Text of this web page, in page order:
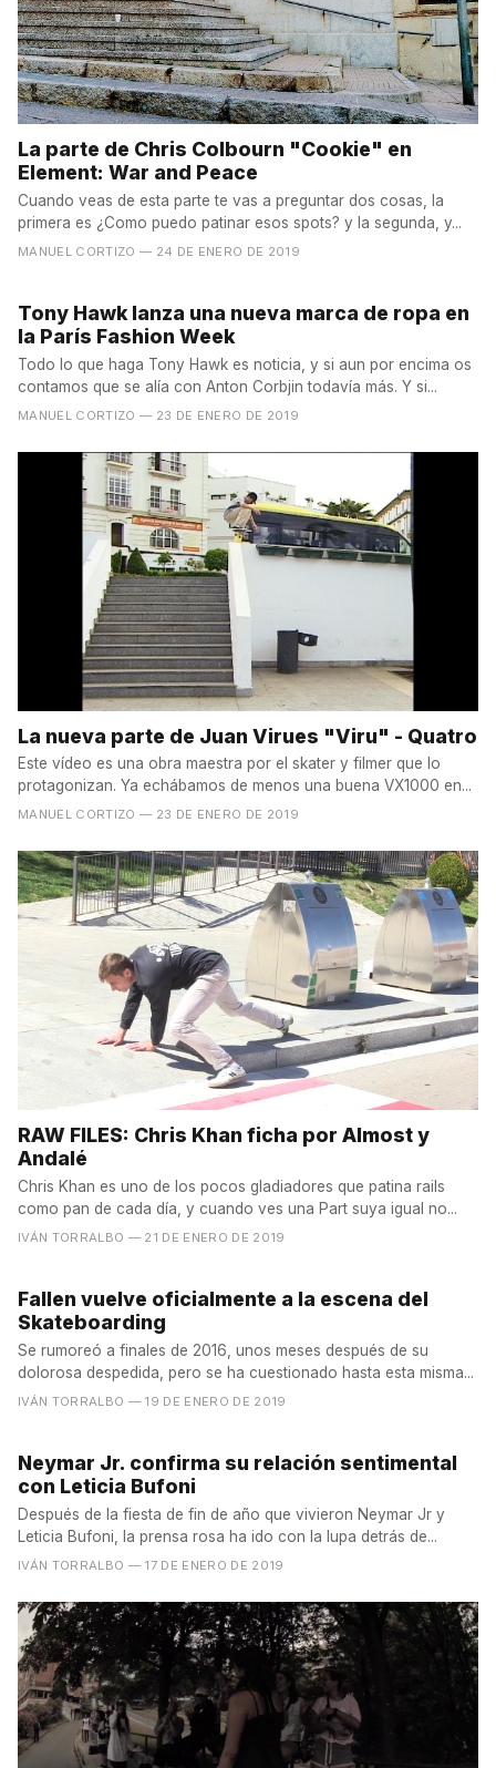
La parte de Chris Colbourn "Cookie" en
Element: War and Peace
Cuando veas de esta parte te vas a preguntar dos cosas, la
primera es ¿Como puedo patinar esos spots? y la segunda, y...
MANUEL CORTIZO — 24 DE ENERO DE 2019
Tony Hawk lanza una nueva marca de ropa en
la París Fashion Week
Todo lo que haga Tony Hawk es noticia, y si aun por encima os
contamos que se alía con Anton Corbjin todavía más. Y si...
MANUEL CORTIZO — 23 DE ENERO DE 2019
La nueva parte de Juan Virues "Viru" - Quatro
Este vídeo es una obra maestra por el skater y filmer que lo
protagonizan. Ya echábamos de menos una buena VX1000 en...
MANUEL CORTIZO — 23 DE ENERO DE 2019
RAW FILES: Chris Khan ficha por Almost y
Andalé
Chris Khan es uno de los pocos gladiadores que patina rails
como pan de cada día, y cuando ves una Part suya igual no...
IVÁN TORRALBO — 21 DE ENERO DE 2019
Fallen vuelve oficialmente a la escena del
Skateboarding
Se rumoreó a finales de 2016, unos meses después de su
dolorosa despedida, pero se ha cuestionado hasta esta misma...
IVÁN TORRALBO — 19 DE ENERO DE 2019
Neymar Jr. confirma su relación sentimental
con Leticia Bufoni
Después de la fiesta de fin de año que vivieron Neymar Jr y
Leticia Bufoni, la prensa rosa ha ido con la lupa detrás de...
IVÁN TORRALBO — 17 DE ENERO DE 2019